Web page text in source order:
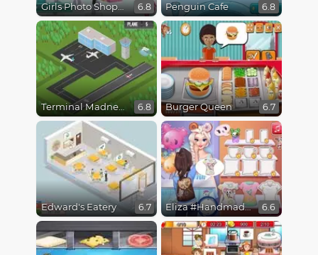
Girls Photo Shopping Dress-Up 6.8 Penguin Cafe 6.8
Terminal Madness 6.8 Burger Queen 6.7
Edward's Eatery 6.7 Eliza #Handmade Kawaii Shop 6.6